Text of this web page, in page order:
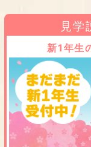
見学
新1年生